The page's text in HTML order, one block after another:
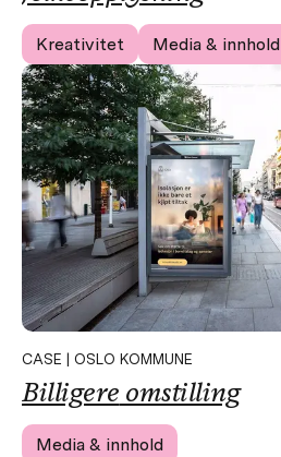
Kreativitet Media & innhold
CASE | OSLO KOMMUNE
Billigere omstilling
Media & innhold